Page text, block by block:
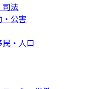
法
公害
・人口